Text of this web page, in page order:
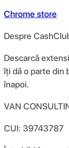
Chrome store
Despre
Descarcă
îți dă o parte din
înapoi.
VAN
CUI: 39743787